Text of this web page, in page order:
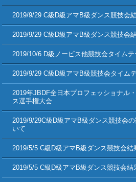
2019/9/29 C級D級アマB級ダンス競技会
2019/9/29 C級D級アマB級ダンス競技会
2019/10/6 D級ノービス他競技会タイム
2019/9/29 C級D級アマB級競技会タイム
2019年JBDF全日本プロフェッショナル
ス選手権大会
2019/9/29C級D級アマB級ダンス競技会
いて
2019/5/5 C級D級アマB級ダンス競技会結
2019/5/5 C級D級アマB級ダンス競技会結